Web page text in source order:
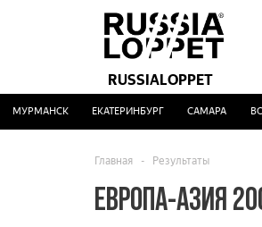
RUSSIALOPPET
МУРМАНСК ЕКАТЕРИНБУРГ САМАРА
Главная - Результаты
ЕВРОПА-АЗИЯ